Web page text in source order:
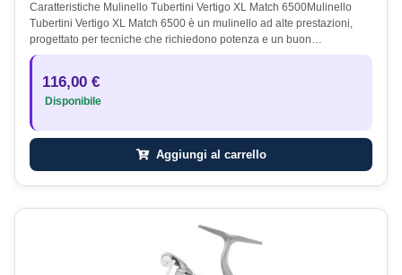
Caratteristiche Mulinello Tubertini Vertigo XL Match 6500Mulinello
Tubertini Vertigo XL Match 6500 è un mulinello ad alte prestazioni,
progettato per tecniche che richiedono potenza e un buon…
116,00 €
Disponibile
Aggiungi al carrello